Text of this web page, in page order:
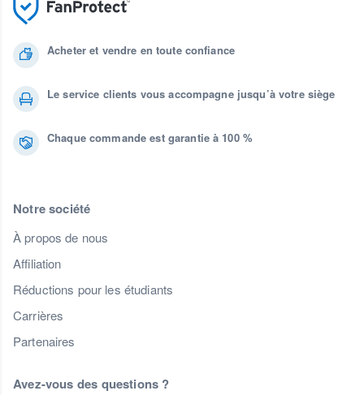
Acheter et vendre en toute confiance
Le service clients vous accompagne jusqu’à votre siège
Chaque commande est garantie à 100 %
Notre société
À propos de nous
Affiliation
Réductions pour les étudiants
Carrières
Partenaires
Avez-vous des questions ?